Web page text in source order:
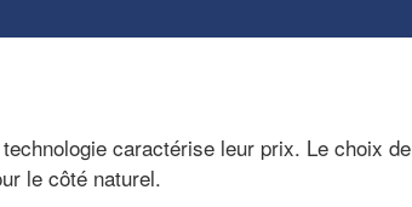
caractérise leur prix. Le choix de
le côté naturel.